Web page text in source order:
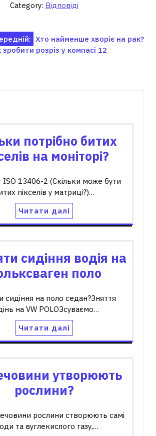
Category: Відповіді
Хто найменше хворіє на рак?
зробити розріз у компасі 12
потрібно битих
на моніторі?
ISO 13406-2 (Скільки може бути
пікселів у матриці?)…
Читати далі
сидіння водія на
поло
сидіння на поло седан?Зняття
на VW POLOЗсуваємо…
Читати далі
утворюють
рослини?
рослини створюють самі
та вуглекислого газу,…